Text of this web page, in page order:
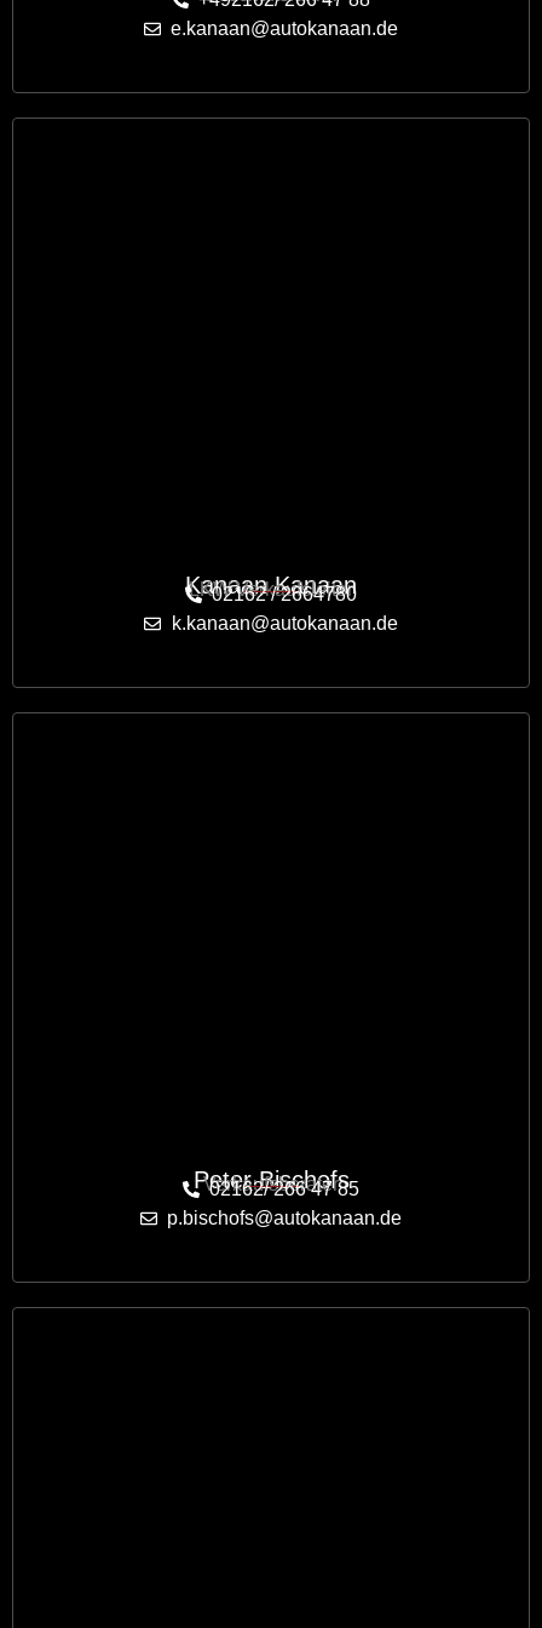
e.kanaan@autokanaan.de
Kanaan Kanaan
LKW Verkaufsleiter
02162 / 2664780
k.kanaan@autokanaan.de
Peter Bischofs
Verkaufsberater
02162/ 266 47 85
p.bischofs@autokanaan.de